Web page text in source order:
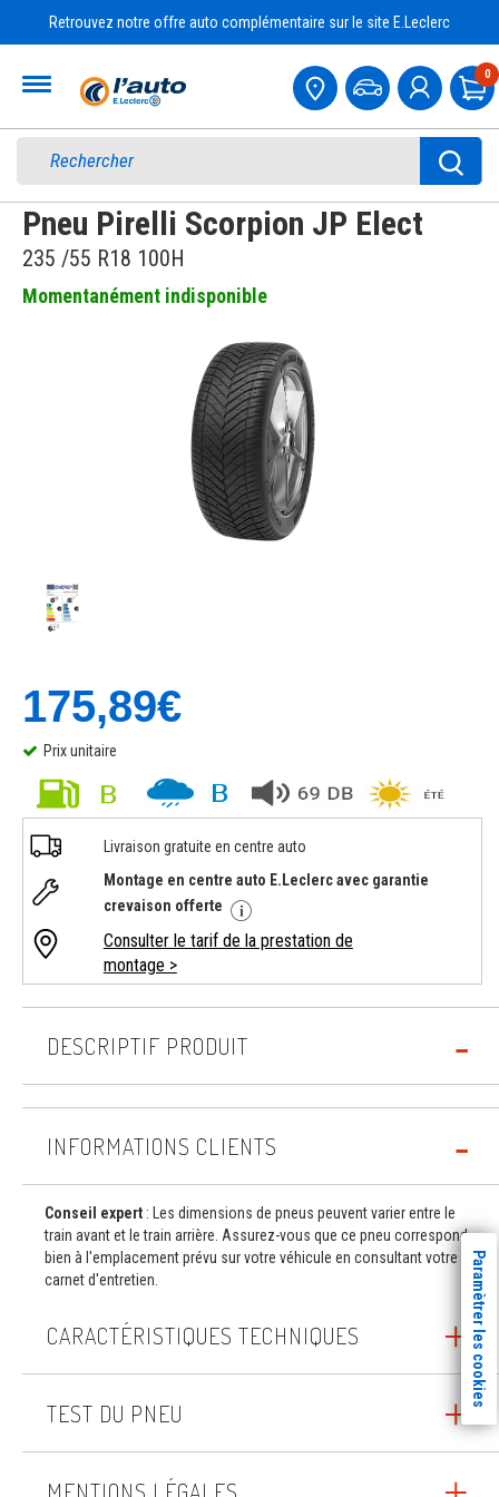
Retrouvez notre offre auto complémentaire sur le site E.Leclerc
0
Pneu Pirelli Scorpion JP Elect
235 /55 R18 100H
Momentanément indisponible
175,89€
Prix unitaire
Livraison gratuite en centre auto
Montage en centre auto E.Leclerc avec garantie
crevaison offerte
Consulter le tarif de la prestation de
montage >
DESCRIPTIF PRODUIT
INFORMATIONS CLIENTS
Conseil expert : Les dimensions de pneus peuvent varier entre le
train avant et le train arrière. Assurez-vous que ce pneu correspond
bien à l'emplacement prévu sur votre véhicule en consultant votre
carnet d'entretien.
CARACTÉRISTIQUES TECHNIQUES
TEST DU PNEU
MENTIONS LÉGALES
Paramètrer les cookies